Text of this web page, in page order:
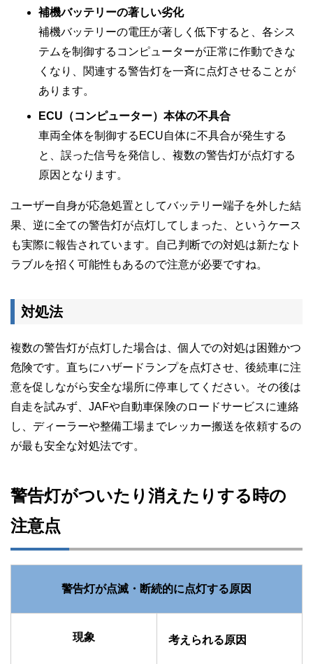
補機バッテリーの著しい劣化
補機バッテリーの電圧が著しく低下すると、各シス
テムを制御するコンピューターが正常に作動できな
くなり、関連する警告灯を一斉に点灯させることが
あります。
ECU（コンピューター）本体の不具合
車両全体を制御するECU自体に不具合が発生する
と、誤った信号を発信し、複数の警告灯が点灯する
原因となります。
ユーザー自身が応急処置としてバッテリー端子を外した結
果、逆に全ての警告灯が点灯してしまった、というケース
も実際に報告されています。自己判断での対処は新たなト
ラブルを招く可能性もあるので注意が必要ですね。
対処法
複数の警告灯が点灯した場合は、個人での対処は困難かつ
危険です。直ちにハザードランプを点灯させ、後続車に注
意を促しながら安全な場所に停車してください。その後は
自走を試みず、JAFや自動車保険のロードサービスに連絡
し、ディーラーや整備工場までレッカー搬送を依頼するの
が最も安全な対処法です。
警告灯がついたり消えたりする時の
注意点
警告灯が点滅・断続的に点灯する原因
現象 考えられる原因